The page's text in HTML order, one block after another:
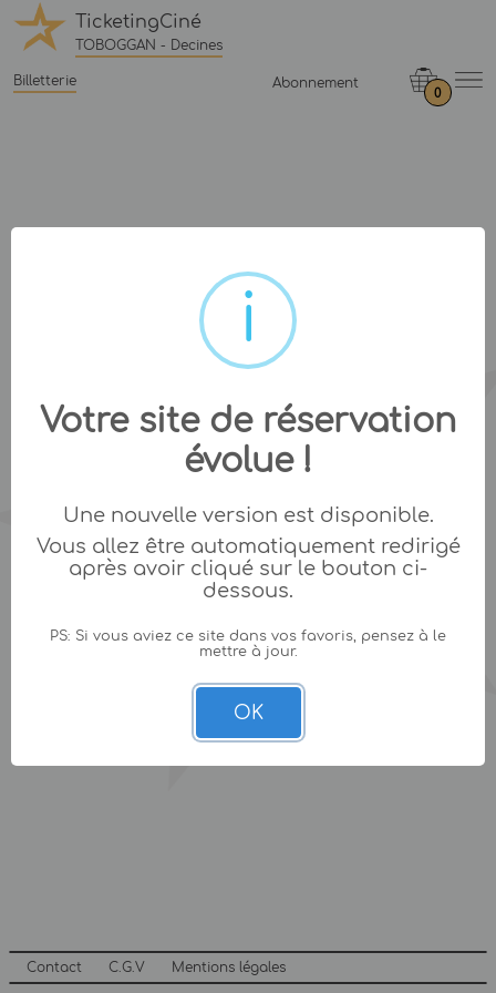
TicketingCiné
TOBOGGAN - Decines
Billetterie Abonnement
0
Contact C.G.V Mentions légales
Votre site de réservation
évolue !
Une nouvelle version est disponible.
Vous allez être automatiquement redirigé
après avoir cliqué sur le bouton ci-
dessous.
PS: Si vous aviez ce site dans vos favoris, pensez à le
mettre à jour.
OK